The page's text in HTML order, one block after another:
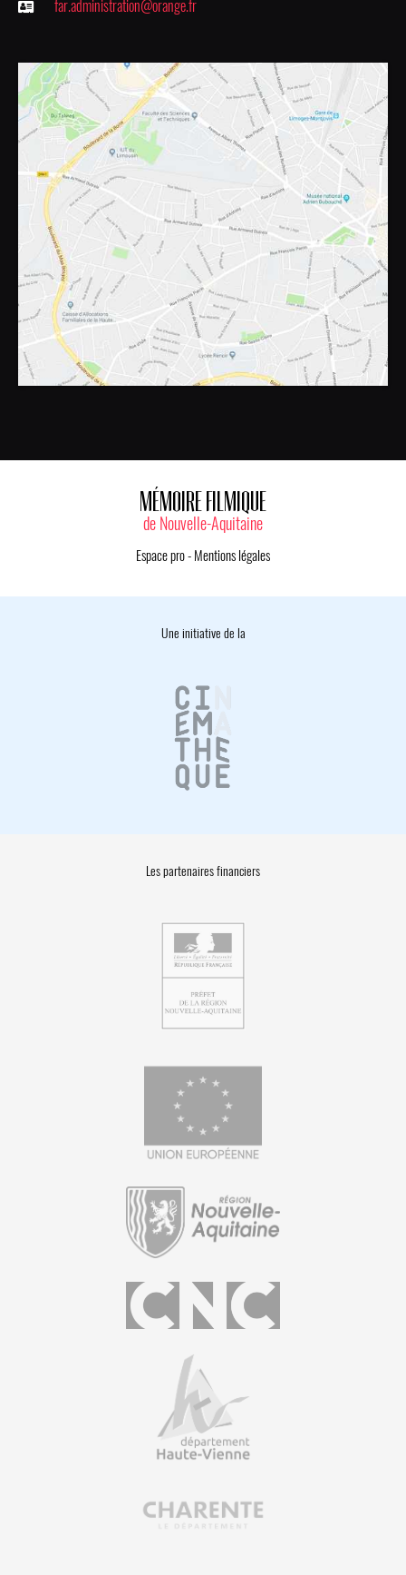
far.administration@orange.fr
MÉMOIRE FILMIQUE
de Nouvelle-Aquitaine
Espace pro- Mentions légales
Une initiative de la
Les partenaires financiers